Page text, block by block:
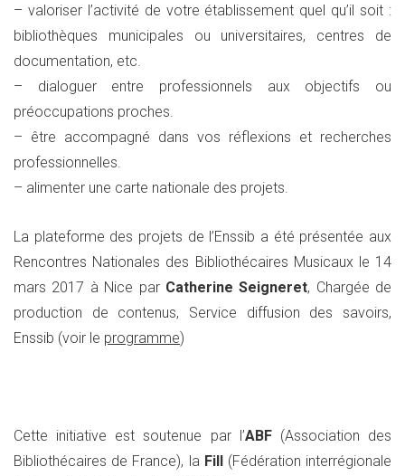
– valoriser l’activité de votre établissement quel qu’il soit :
bibliothèques municipales ou universitaires, centres de
documentation, etc.
– dialoguer entre professionnels aux objectifs ou
préoccupations proches.
– être accompagné dans vos réflexions et recherches
professionnelles.
– alimenter une carte nationale des projets.
La plateforme des projets de l’Enssib a été présentée aux
Rencontres Nationales des Bibliothécaires Musicaux le 14
mars 2017 à Nice par Catherine Seigneret, Chargée de
production de contenus, Service diffusion des savoirs,
Enssib (voir le programme)
Cette initiative est soutenue par l’ABF(Association des
Bibliothécaires de France), la Fill(Fédération interrégionale